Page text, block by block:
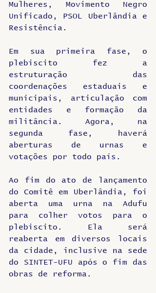
Mulheres, Movimento Negro
Unificado, PSOL Uberlândia e
Resistência.
Em sua primeira fase, o
plebiscito fez a
estruturação das
coordenações estaduais e
municipais, articulação com
entidades e formação da
militância. Agora, na
segunda fase, haverá
aberturas de urnas e
votações por todo país.
Ao fim do ato de lançamento
do Comitê em Uberlândia, foi
aberta uma urna na Adufu
para colher votos para o
plebiscito. Ela será
reaberta em diversos locais
da cidade, inclusive na sede
do SINTET-UFU após o fim das
obras de reforma.